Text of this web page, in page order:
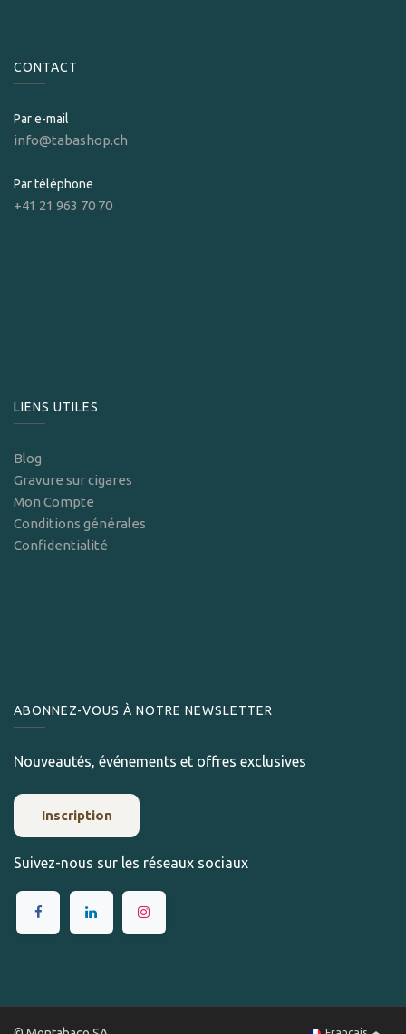
CONTACT
Par e-mail
info@tabashop.ch
Par téléphone
+41 21 963 70 70
LIENS UTILES
Blog
Gravure sur cigares
Mon Compte
Conditions générales
Confidentialité
ABONNEZ-VOUS À NOTRE NEWSLETTER
Nouveautés, événements et offres exclusives
Inscription
Suivez-nous sur les réseaux sociaux